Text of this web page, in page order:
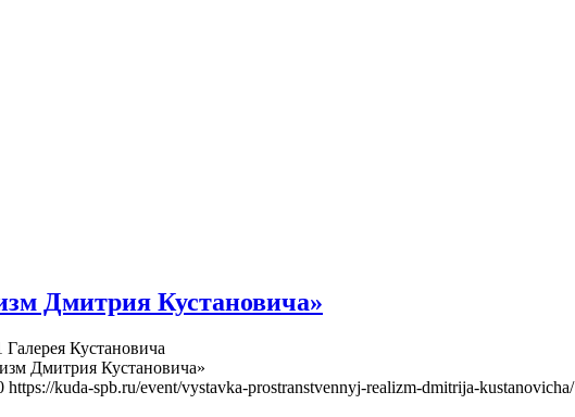
Дмитрия Кустановича»
Галерея Кустановича
Дмитрия Кустановича»
https://kuda-spb.ru/event/vystavka-prostranstvennyj-realizm-dmitrija-kustanovicha/